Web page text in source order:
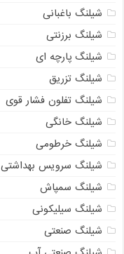
شیلنگ باغبانی
شیلنگ برزنتی
شیلنگ پارچه‌ ای
شیلنگ تزریق
شیلنگ تفلون فشار قوی
شیلنگ خانگی
شیلنگ خرطومی
شیلنگ سرویس بهداشتی
شیلنگ سمپاش
شیلنگ سیلیکونی
شیلنگ صنعتی